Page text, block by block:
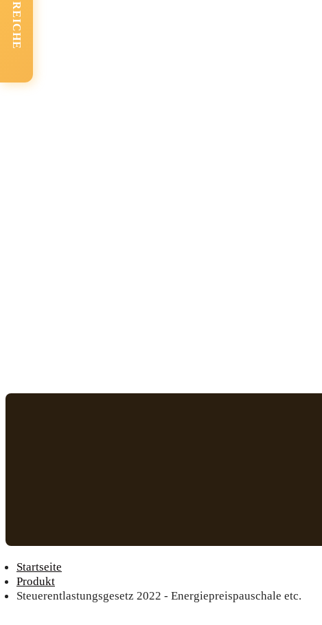
Startseite
Produkt
Steuerentlastungsgesetz 2022 - Energiepreispauschale etc.